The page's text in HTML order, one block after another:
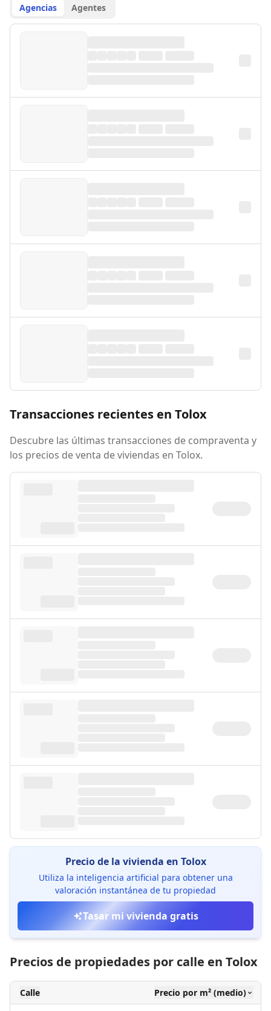
Agencias Agentes
Transacciones recientes en Tolox
Descubre las últimas transacciones de compraventa y
los precios de venta de viviendas en Tolox.
Precio de la vivienda en Tolox
Utiliza la inteligencia artificial para obtener una
valoración instantánea de tu propiedad
Tasar mi vivienda gratis
Precios de propiedades por calle en Tolox
Calle
Precio por m² (medio)